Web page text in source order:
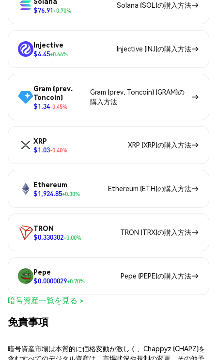
$76.91+0.70%
Solana (SOL)の購入方法
Injective
$4.45+0.66%
Injective (INJ)の購入方法
Gram (prev.
Toncoin)
$1.34-0.45%
Gram (prev. Toncoin) (GRAM)の
購入方法
XRP
$1.03-0.40%
XRP (XRP)の購入方法
Ethereum
$1,924.85+0.30%
Ethereum (ETH)の購入方法
TRON
$0.330302+0.00%
TRON (TRX)の購入方法
Pepe
$0.0000029+0.70%
Pepe (PEPE)の購入方法
暗号資産一覧を見る >
免責事項
暗号資産市場は本質的に価格変動が激しく、Chappyz (CHAPZ)を
含むすべてのデジタル資産は、市場状況や規制の変更、その他予